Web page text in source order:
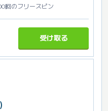
回のフリースピン
受け取る